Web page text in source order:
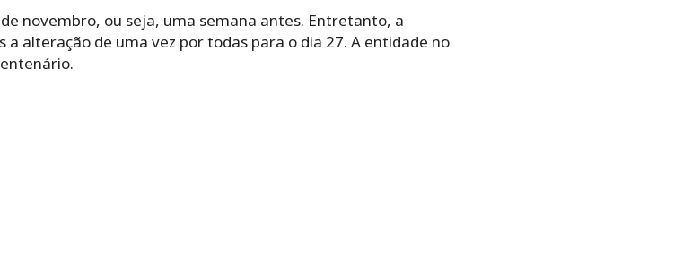
novembro, ou seja, uma semana antes. Entretanto, a
a alteração de uma vez por todas para o dia 27. A entidade no